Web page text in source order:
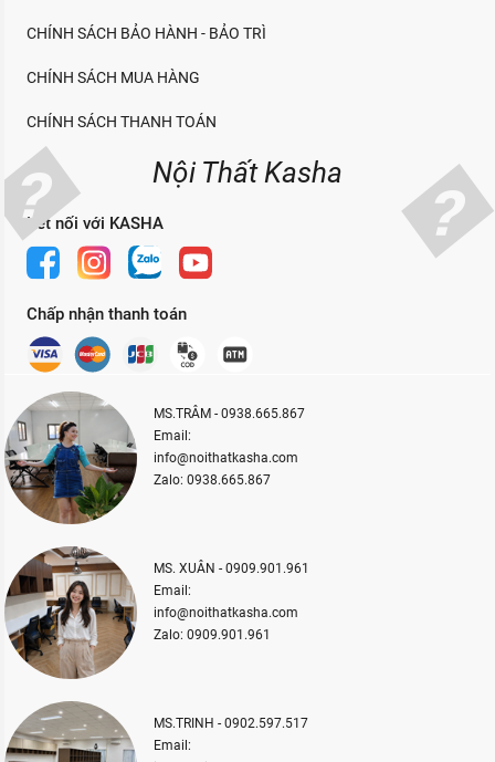
CHÍNH SÁCH BẢO HÀNH - BẢO TRÌ
CHÍNH SÁCH MUA HÀNG
CHÍNH SÁCH THANH TOÁN
Nội Thất Kasha
Kết nối với KASHA
Chấp nhận thanh toán
MS.TRÂM - 0938.665.867
Email:
info@noithatkasha.com
Zalo: 0938.665.867
MS. XUÂN - 0909.901.961
Email:
info@noithatkasha.com
Zalo: 0909.901.961
MS.TRINH - 0902.597.517
Email: